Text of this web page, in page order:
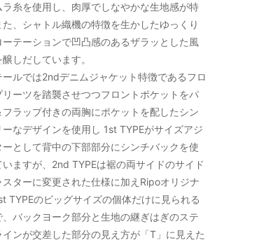
ラ糸を使用し、肉厚でしなやかな生地感が特
た、シャトル織機の特徴を生かしたゆっくり
ーテーションで凹凸感のあるザラッとした風
しだしています。
ールでは2ndデニムジャケット特徴であるフロ
リーツを踏襲させつつフロントポケットをパ
フラップ付きの両胸にポケットを配したシン
ーなデザインを使用し 1st TYPEがサイズアジ
ーとして背中の下部部分にシンチバックを使
いますが、2nd TYPEは裾の両サイドのサイド
スターに変更された仕様に加えRipoオリジナ
TYPEのビッグサイズの個体だけに見られる
、バックヨーク部分と生地の継ぎはぎのステ
インが交差した部分の見え方が「T」に見えた